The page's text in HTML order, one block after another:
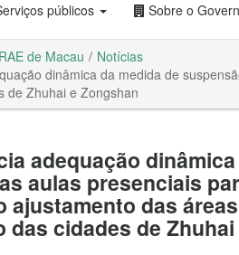
públicos Sobre o
de Macau
Notícias
dinâmica da medida de
de Zhuhai e Zongshan
adequação
aulas presenciais
ajustamento das
das cidades de